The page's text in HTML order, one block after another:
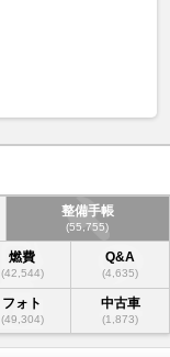
整備手帳
(55,755)
燃費
(42,544)
Q&A
(4,635)
フォト
(49,304)
中古車
(1,873)